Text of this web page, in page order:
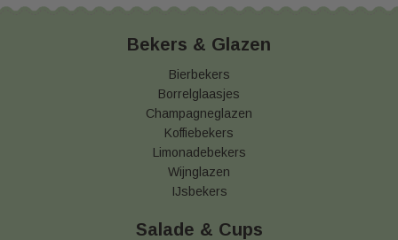
Bekers & Glazen
Bierbekers
Borrelglaasjes
Champagneglazen
Koffiebekers
Limonadebekers
Wijnglazen
IJsbekers
Salade & Cups